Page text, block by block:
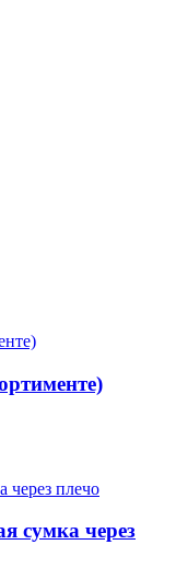
сумка через